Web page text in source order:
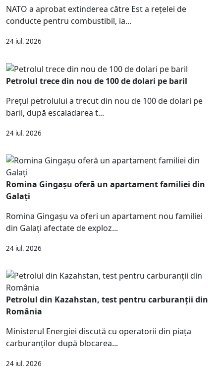
NATO a aprobat extinderea către Est a rețelei de
conducte pentru combustibil, ia...
24 iul. 2026
Petrolul trece din nou de 100 de dolari pe baril
Prețul petrolului a trecut din nou de 100 de dolari pe
baril, după escaladarea t...
24 iul. 2026
Romina Gingașu oferă un apartament familiei din
Galați
Romina Gingașu va oferi un apartament nou familiei
din Galați afectate de exploz...
24 iul. 2026
Petrolul din Kazahstan, test pentru carburanții din
România
Ministerul Energiei discută cu operatorii din piața
carburanților după blocarea...
24 iul. 2026